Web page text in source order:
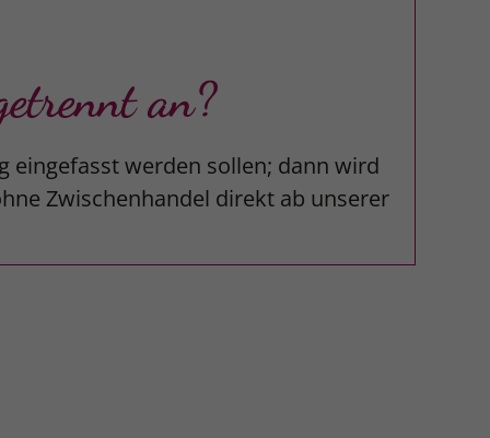
an?
eingefasst werden sollen; dann wird
Zwischenhandel direkt ab unserer